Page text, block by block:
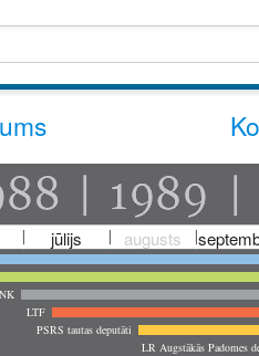
jūlijs augusts
LTF
PSRS tautas deputāti
LR Augstākās Padomes